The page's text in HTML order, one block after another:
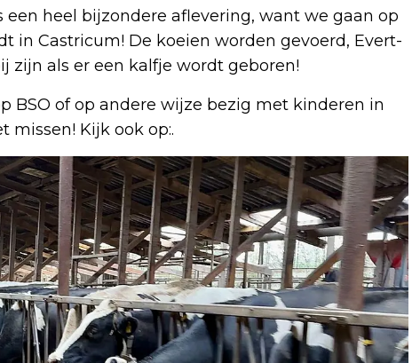
een heel bijzondere aflevering, want we gaan op
in Castricum! De koeien worden gevoerd, Evert-
zijn als er een kalfje wordt geboren!
BSO of op andere wijze bezig met kinderen in
missen! Kijk ook op:.